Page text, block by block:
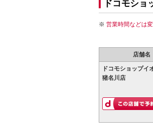
ドコモショ
営業時間などは
店舗名
ドコモショップイ
猪名川店